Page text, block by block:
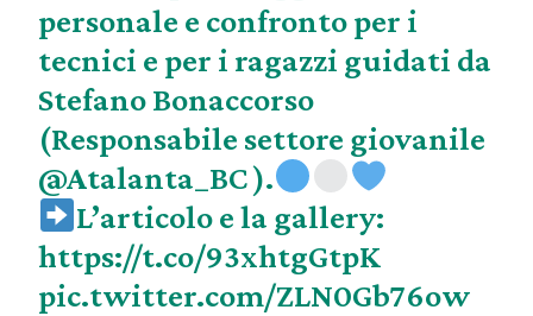
personale e confronto per i
tecnici e per i ragazzi guidati da
Stefano Bonaccorso
(Responsabile settore giovanile
@Atalanta_BC).
L’articolo e la gallery:
https://t.co/93xhtgGtpK
pic.twitter.com/ZLN0Gb76ow